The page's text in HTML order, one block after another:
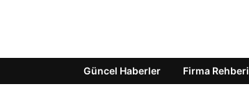
Güncel Haberler Firma Rehberi